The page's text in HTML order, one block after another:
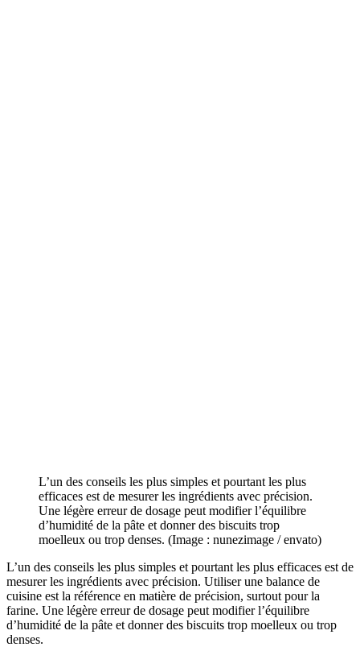
L’un des conseils les plus simples et pourtant les plus
efficaces est de mesurer les ingrédients avec précision.
Une légère erreur de dosage peut modifier l’équilibre
d’humidité de la pâte et donner des biscuits trop
moelleux ou trop denses. (Image : nunezimage / envato)
L’un des conseils les plus simples et pourtant les plus efficaces est de
mesurer les ingrédients avec précision. Utiliser une balance de
cuisine est la référence en matière de précision, surtout pour la
farine. Une légère erreur de dosage peut modifier l’équilibre
d’humidité de la pâte et donner des biscuits trop moelleux ou trop
denses.